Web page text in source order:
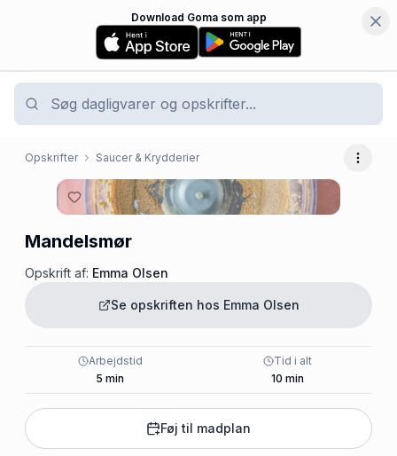
Download Goma som app
Opskrifter Saucer & Krydderier Flere
Mandelsmør
Opskrift af: Emma Olsen
Se opskriften hos Emma Olsen
Arbejdstid
5 min
Tid i alt
10 min
Føj til madplan